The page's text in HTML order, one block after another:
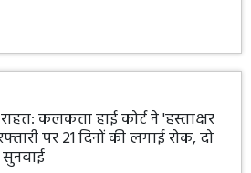
कलकत्ता हाई कोर्ट ने 'हस्ताक्षर
पर 21 दिनों की लगाई रोक, दो